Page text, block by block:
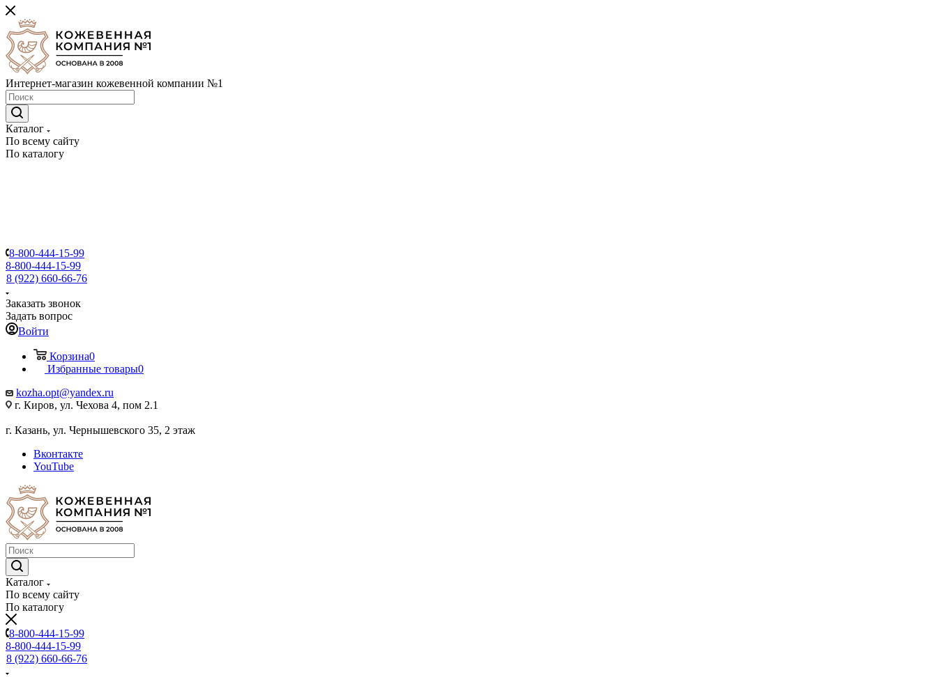
Интернет-магазин кожевенной компании №1
Каталог
По всему сайту
По каталогу
8-800-444-15-99
8-800-444-15-99
8 (922) 660-66-76
Заказать звонок
Задать вопрос
Войти
Корзина0
Избранные товары0
kozha.opt@yandex.ru
г. Киров, ул. Чехова 4, пом 2.1
г. Казань, ул. Чернышевского 35, 2 этаж
Вконтакте
YouTube
Каталог
По всему сайту
По каталогу
8-800-444-15-99
8-800-444-15-99
8 (922) 660-66-76